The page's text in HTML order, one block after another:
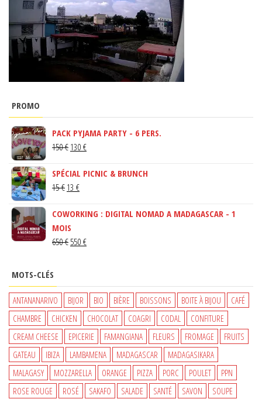
PROMO
PACK PYJAMA PARTY - 6 PERS.
150€ LE
INITIAL
ÉTAIT :
130 €LE
ACTUEL
SPÉCIAL PICNIC & BRUNCH
15€ LE
INITIAL
ÉTAIT :
15 €.
13 €LE
ACTUEL
13 €.
COWORKING : DIGITAL NOMAD A MADAGASCAR - 1
MOIS
650€ LE
650 €.
550 €LE
550 €.
MOTS-CLÉS
ANTANANARIVO BIJOR BIO BIÈRE BOISSONS BOITE À BIJOU
CAFÉ
CHAMBRE
CHICKEN CHOCOLAT COAGRI CODAL
CONFITURE
CREAM CHEESE
EPICERIE FAMANGIANA FLEURS FROMAGE
FRUITS
GATEAU
IBIZA LAMBAMENA MADAGASCAR
MADAGASIKARA
MALAGASY
MOZZARELLA ORANGE PIZZA PORC POULET
PPN
ROSE ROUGE
ROSÉ SAKAFO SALADE SANTÉ SAVON
SOUPE